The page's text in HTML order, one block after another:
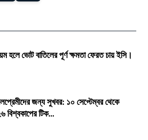
হলে ভোট বাতিলের পূর্ণ ক্ষমতা ফেরত চায় ইসি।
জন্য সুখবর: ১০ সেপ্টেম্বর থেকে
বিশ্বকাপের টিক...